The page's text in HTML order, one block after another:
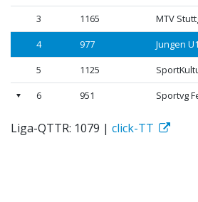
3
1165 MTV
4
977 Jungen
5
1125
6
951 Sportvg
Liga-QTTR: 1079 | click-TT